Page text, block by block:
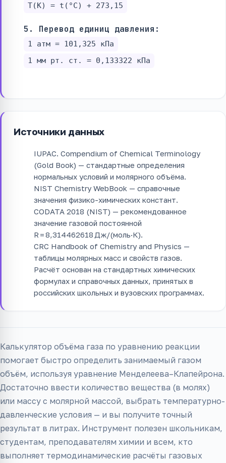
T(K) = t(°C) + 273,15
5. Перевод единиц давления:
1 атм = 101,325 кПа
1 мм рт. ст. = 0,133322 кПа
Источники данных
IUPAC. Compendium of Chemical Terminology
(Gold Book) — стандартные определения
нормальных условий и молярного объёма.
NIST Chemistry WebBook — справочные
значения физико-химических констант.
CODATA 2018 (NIST) — рекомендованное
значение газовой постоянной
R = 8,314462618 Дж/(моль·К).
CRC Handbook of Chemistry and Physics —
таблицы молярных масс и свойств газов.
Расчёт основан на стандартных химических
формулах и справочных данных, принятых в
российских школьных и вузовских программах.
Калькулятор объёма газа по уравнению реакции
помогает быстро определить занимаемый газом
объём, используя уравнение Менделеева–Клапейрона.
Достаточно ввести количество вещества (в молях)
или массу с молярной массой, выбрать температурно-
давленческие условия — и вы получите точный
результат в литрах. Инструмент полезен школьникам,
студентам, преподавателям химии и всем, кто
выполняет термодинамические расчёты газовых